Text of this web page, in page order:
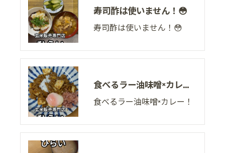
寿司酢は使いません！😳
寿司酢は使いません！😳
食べるラー油味噌×カレー！
食べるラー油味噌×カレー！